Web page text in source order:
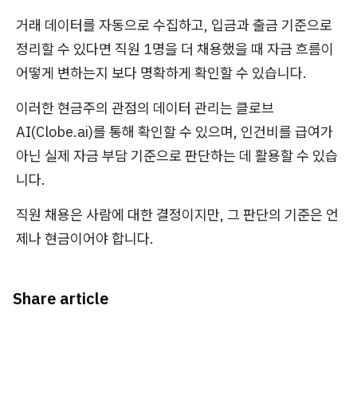
거래 데이터를 자동으로 수집하고, 입금과 출금 기준으로
정리할 수 있다면 직원 1명을 더 채용했을 때 자금 흐름이
어떻게 변하는지 보다 명확하게 확인할 수 있습니다.
이러한 현금주의 관점의 데이터 관리는 클로브
AI(Clobe.ai)를 통해 확인할 수 있으며, 인건비를 급여가
아닌 실제 자금 부담 기준으로 판단하는 데 활용할 수 있습
니다.
직원 채용은 사람에 대한 결정이지만, 그 판단의 기준은 언
제나 현금이어야 합니다.
Share article